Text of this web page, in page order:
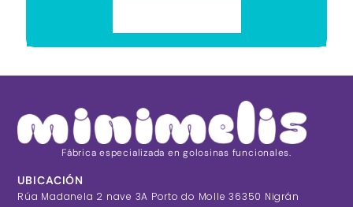
Fábrica especializada en golosinas funcionales.
UBICACIÓN
Rúa Madanela 2 nave 3A Porto do Molle 36350 Nigrán